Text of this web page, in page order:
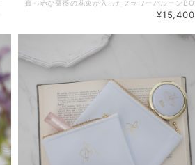
¥15,400